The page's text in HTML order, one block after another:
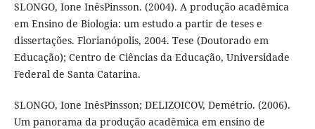
SLONGO, Ione InêsPinsson. (2004). A produção acadêmica
em Ensino de Biologia: um estudo a partir de teses e
dissertações. Florianópolis, 2004. Tese (Doutorado em
Educação); Centro de Ciências da Educação, Universidade
Federal de Santa Catarina.
SLONGO, Ione InêsPinsson; DELIZOICOV, Demétrio. (2006).
Um panorama da produção acadêmica em ensino de